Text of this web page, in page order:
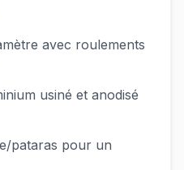
avec roulements
usiné et anodisé
pataras pour un